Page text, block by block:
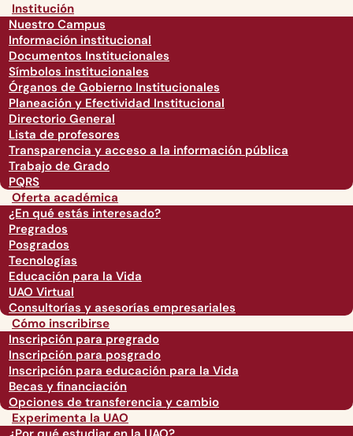
Institución
Nuestro Campus
Información institucional
Documentos Institucionales
Símbolos institucionales
Órganos de Gobierno Institucionales
Planeación y Efectividad Institucional
Directorio General
Lista de profesores
Transparencia y acceso a la información pública
Trabajo de Grado
PQRS
Oferta académica
¿En qué estás interesado?
Pregrados
Posgrados
Tecnologías
Educación para la Vida
UAO Virtual
Consultorías y asesorías empresariales
Cómo inscribirse
Inscripción para pregrado
Inscripción para posgrado
Inscripción para educación para la Vida
Becas y financiación
Opciones de transferencia y cambio
Experimenta la UAO